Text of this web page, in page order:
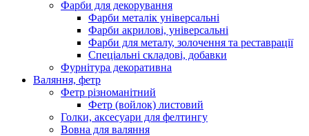
Фарби для декорування
Фарби металік універсальні
Фарби акрилові, універсальні
Фарби для металу, золочення та реставрації
Спеціальні складові, добавки
Фурнітура декоративна
Валяння, фетр
Фетр різноманітний
Фетр (войлок) листовий
Голки, аксесуари для фелтингу
Вовна для валяння